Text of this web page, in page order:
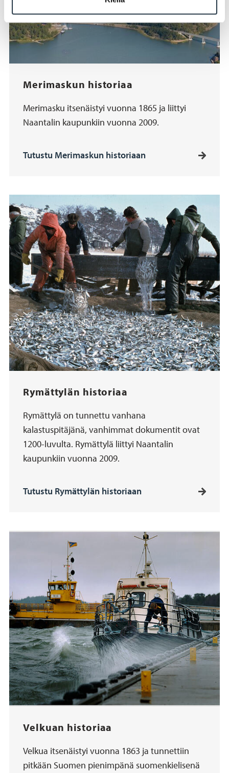
Merimaskun historiaa
Merimasku itsenäistyi vuonna 1865 ja liittyi
Naantalin kaupunkiin vuonna 2009.
Tutustu Merimaskun historiaan
Rymättylän historiaa
Rymättylä on tunnettu vanhana
kalastuspitäjänä, vanhimmat dokumentit ovat
1200-luvulta. Rymättylä liittyi Naantalin
kaupunkiin vuonna 2009.
Tutustu Rymättylän historiaan
Velkuan historiaa
Velkua itsenäistyi vuonna 1863 ja tunnettiin
pitkään Suomen pienimpänä suomenkielisenä